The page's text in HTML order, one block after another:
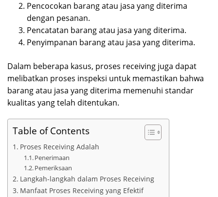
Pencocokan barang atau jasa yang diterima
dengan pesanan.
Pencatatan barang atau jasa yang diterima.
Penyimpanan barang atau jasa yang diterima.
Dalam beberapa kasus, proses receiving juga dapat
melibatkan proses inspeksi untuk memastikan bahwa
barang atau jasa yang diterima memenuhi standar
kualitas yang telah ditentukan.
Table of Contents
Proses Receiving Adalah
Penerimaan
Pemeriksaan
Langkah-langkah dalam Proses Receiving
Manfaat Proses Receiving yang Efektif